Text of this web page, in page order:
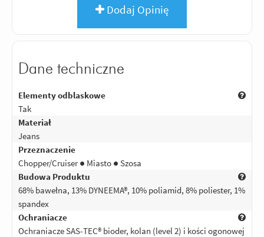
Dodaj Opinię
Dane techniczne
Elementy odblaskowe
Tak
Materiał
Jeans
Przeznaczenie
Chopper/Cruiser ● Miasto ● Szosa
Budowa Produktu
68% bawełna, 13% DYNEEMA®, 10% poliamid, 8% poliester, 1%
spandex
Ochraniacze
Ochraniacze SAS-TEC® bioder, kolan (level 2) i kości ogonowej